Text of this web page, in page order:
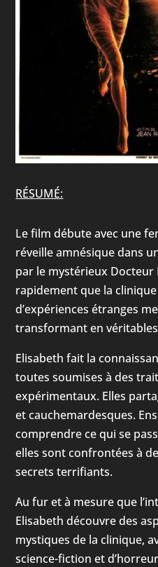
RÉSUMÉ:
Le film débute avec une
réveille amnésique dans
par le mystérieux Docteur
rapidement que la
d’expériences étranges
transformant en
Elisabeth fait la
toutes soumises à des
expérimentaux. Elles
et cauchemardesques.
comprendre ce qui se
elles sont confrontées à
secrets terrifiants.
Au fur et à mesure que
Elisabeth découvre des
mystiques de la clinique,
science-fiction et